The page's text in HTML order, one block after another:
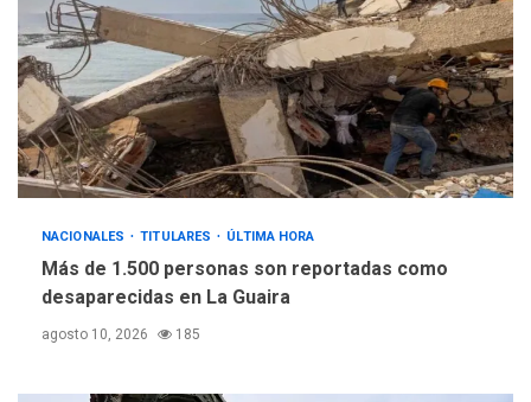
NACIONALES TITULARES ÚLTIMA HORA
Más de 1.500 personas son reportadas como
desaparecidas en La Guaira
agosto 10, 2026 185